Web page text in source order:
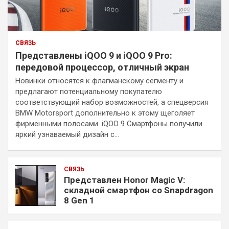
СВЯЗЬ
Представлены iQOO 9 и iQOO 9 Pro:
передовой процессор, отличный экран
Новинки относятся к флагманскому сегменту и
предлагают потенциальному покупателю
соответствующий набор возможностей, а спецверсия
BMW Motorsport дополнительно к этому щеголяет
фирменными полосами. iQOO 9 Смартфоны получили
яркий узнаваемый дизайн с…
СВЯЗЬ
Представлен Honor Magic V:
складной смартфон со Snapdragon
8 Gen 1